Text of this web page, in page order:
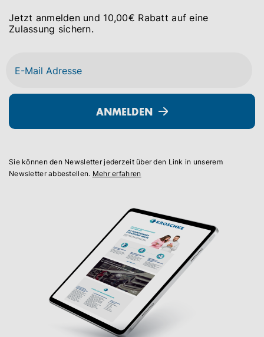
Jetzt anmelden und 10,00€ Rabatt auf eine
Zulassung sichern.
ANMELDEN
Sie können den Newsletter jederzeit über den Link in unserem
Newsletter abbestellen. Mehr erfahren